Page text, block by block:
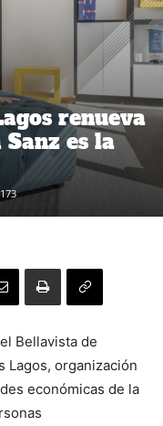
renueva
es la
173
Bellavista de
Lagos, organización
económicas de la